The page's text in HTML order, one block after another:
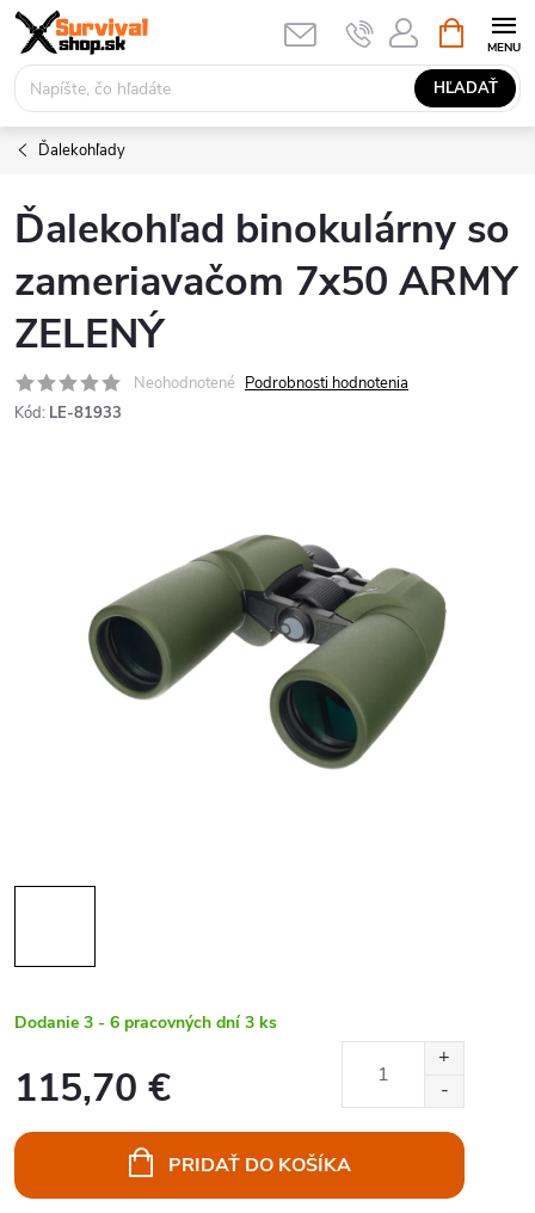
Prejsť
obsah
HĽADAŤ
KOŠÍK
Ďalekohľady
Ďalekohľad binokulárny so
zameriavačom 7x50 ARMY
ZELENÝ
Neohodnotené Podrobnosti hodnotenia
Kód: LE-81933
Dodanie 3 - 6 pracovných dní 3 ks
115,70 €
cena:
PRIDAŤ DO KOŠÍKA